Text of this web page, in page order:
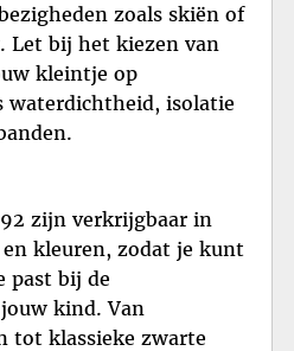
zoals skiën of
Let bij het kiezen van
kleintje op
waterdichtheid, isolatie
zijn verkrijgbaar in
kleuren, zodat je kunt
past bij de
kind. Van
tot klassieke zwarte